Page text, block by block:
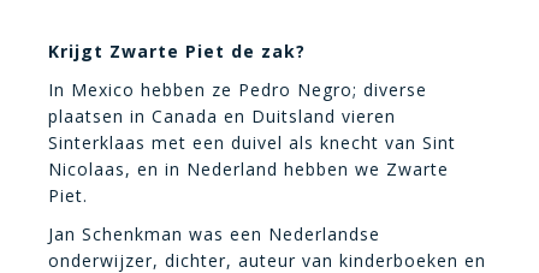
Krijgt Zwarte Piet de zak?
In Mexico hebben ze Pedro Negro; diverse
plaatsen in Canada en Duitsland vieren
Sinterklaas met een duivel als knecht van Sint
Nicolaas, en in Nederland hebben we Zwarte
Piet.
Jan Schenkman was een Nederlandse
onderwijzer, dichter, auteur van kinderboeken en